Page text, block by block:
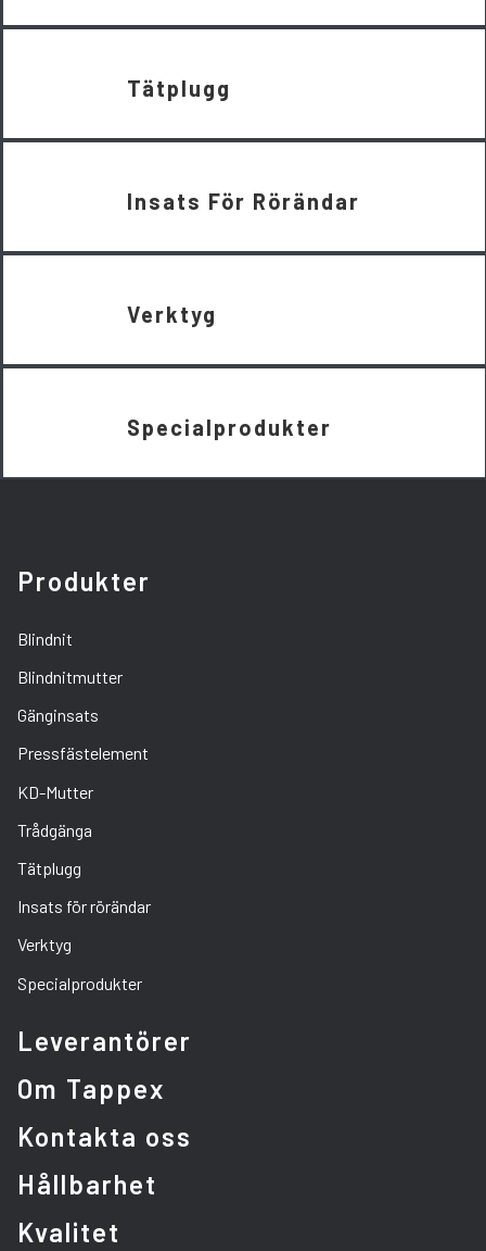
Tätplugg
Insats För Rörändar
Verktyg
Specialprodukter
Produkter
Blindnit
Blindnitmutter
Gänginsats
Pressfästelement
KD-Mutter
Trådgänga
Tätplugg
Insats för rörändar
Verktyg
Specialprodukter
Leverantörer
Om Tappex
Kontakta oss
Hållbarhet
Kvalitet